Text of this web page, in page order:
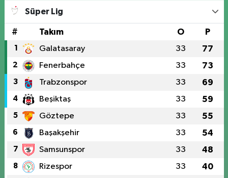
Süper Lig
# Takım O P
1 Galatasaray 33 77
2 Fenerbahçe 33 73
3 Trabzonspor 33 69
4 Beşiktaş 33 59
5 Göztepe 33 55
6 Başakşehir 33 54
7 Samsunspor 33 48
8 Rizespor 33 40